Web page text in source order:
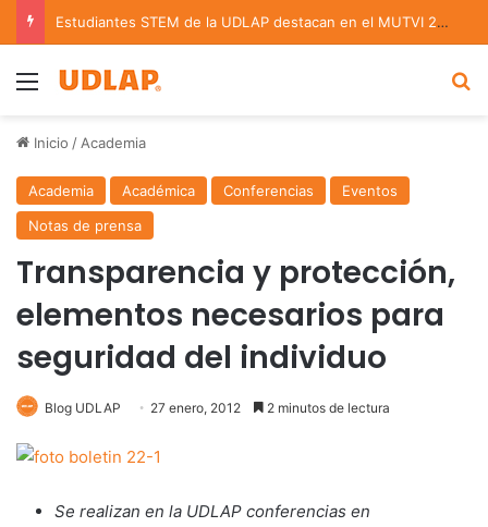
Estudiantes STEM de la UDLAP destacan en el MUTVI 2026
Menu
Inicio / Academia
Academia Académica Conferencias
Eventos
Notas de prensa
Transparencia y protección,
elementos necesarios para
seguridad del individuo
Blog UDLAP 27 enero, 2012 2 minutos de lectura
Se realizan en la UDLAP conferencias en